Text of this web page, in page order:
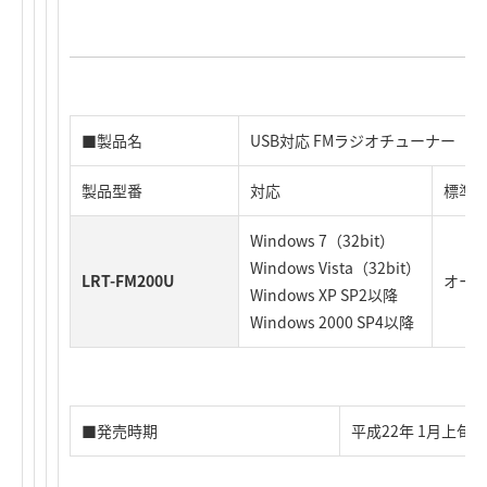
■製品名 USB対応 FMラジオチューナー
製品型番 対応 標準
LRT-FM200U
Windows 7（32bit）
Windows Vista（32bit）
Windows XP SP2以降
Windows 2000 SP4以降
オー
■発売時期 平成22年 1月上旬